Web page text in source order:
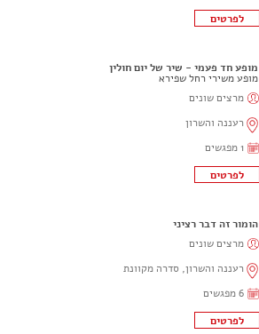
מופע חד פעמי - שיר של יום חולין
מופע משירי רחל שפירא
מרצים שונים
רעננה והשרון
1 מפגשים
הומור זה דבר רציני
מרצים שונים
רעננה והשרון, סדרה מקוונת
6 מפגשים